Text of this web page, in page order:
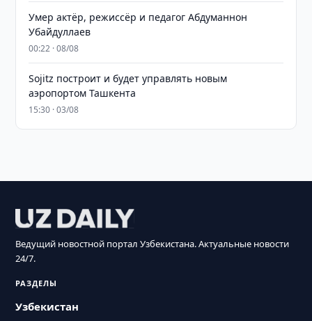
Умер актёр, режиссёр и педагог Абдуманнон
Убайдуллаев
00:22 · 08/08
Sojitz построит и будет управлять новым
аэропортом Ташкента
15:30 · 03/08
Ведущий новостной портал Узбекистана. Актуальные новости
24/7.
РАЗДЕЛЫ
Узбекистан